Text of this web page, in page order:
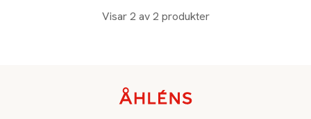
Visar 2 av 2 produkter